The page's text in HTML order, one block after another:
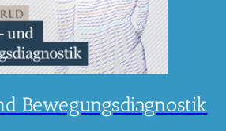
Bewegungsdiagnostik